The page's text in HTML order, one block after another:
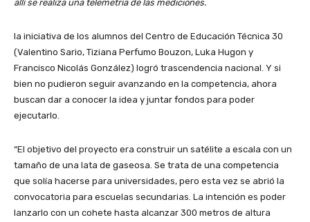
allí se realiza una telemetría de las mediciones.
la iniciativa de los alumnos del Centro de Educación Técnica 30
(Valentino Sario, Tiziana Perfumo Bouzon, Luka Hugon y
Francisco Nicolás González) logró trascendencia nacional. Y si
bien no pudieron seguir avanzando en la competencia, ahora
buscan dar a conocer la idea y juntar fondos para poder
ejecutarlo.
“El objetivo del proyecto era construir un satélite a escala con un
tamaño de una lata de gaseosa. Se trata de una competencia
que solía hacerse para universidades, pero esta vez se abrió la
convocatoria para escuelas secundarias. La intención es poder
lanzarlo con un cohete hasta alcanzar 300 metros de altura